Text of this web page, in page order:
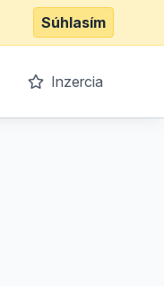
Súhlasím
Inzercia